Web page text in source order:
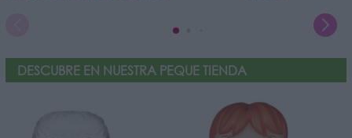
DESCUBRE EN NUESTRA PEQUE TIENDA